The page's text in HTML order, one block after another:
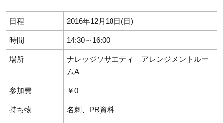
日程 2016年12月18日(日)
時間 14:30～16:00
場所
ナレッジソサエティ アレンジメントルー
ムA
参加費 ￥0
持ち物 名刺、PR資料